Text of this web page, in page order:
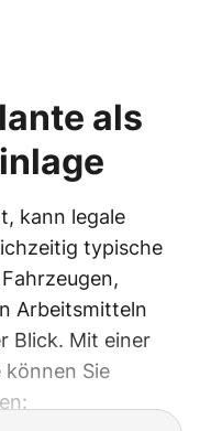
als
kann legale
typische
Arbeitsmitteln
Blick. Mit einer
Sie